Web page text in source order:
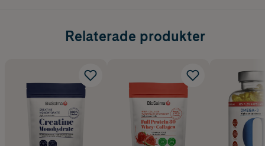
Relaterade produkter